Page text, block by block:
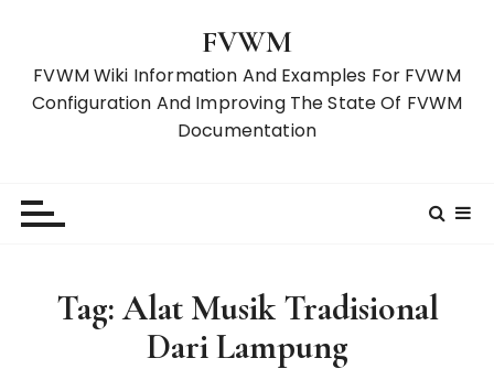
FVWM
FVWM Wiki Information And Examples For FVWM
Configuration And Improving The State Of FVWM
Documentation
Tag:Alat Musik Tradisional
Dari Lampung